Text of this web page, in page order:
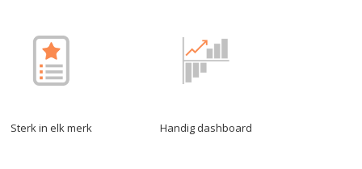
Sterk in elk merk Handig dashboard